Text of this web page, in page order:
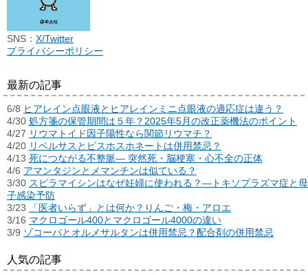
SNS： X/Twitter
プライバシーポリシー
最新の記事
6/8 ヒアレイン点眼液とヒアレインミニ点眼液の適応症は違う？
4/30 処方箋の保管期間は５年？2025年5月の改正薬機法のポイント
4/27 リウマトイド因子陽性なら関節リウマチ？
4/20 リベルサスとビスホスホネートは併用禁忌？
4/13 死につながる不整脈― 突然死・脳梗塞・心不全の正体
4/6 アマンタジンとメマンチンは似ている？
3/30 スピラマイシンはなぜ妊婦に使われる？―トキソプラズマ症と母
子感染予防
3/23
「医者いらず」とは何か？りんご・梅・アロエ
3/16 マクロゴール400とマクロゴール4000の違い
3/9 ゾコーバとオルメサルタンは併用禁忌？配合剤の併用禁忌
人気の記事